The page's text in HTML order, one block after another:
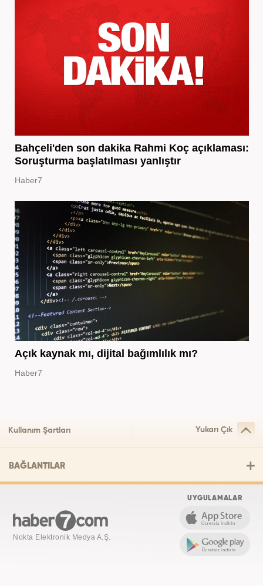
Bahçeli'den son dakika Rahmi Koç açıklaması:
Soruşturma başlatılması yanlıştır
Haber7
Açık kaynak mı, dijital bağımlılık mı?
Haber7
Kullanım Şartları Yukarı Çık
BAĞLANTILAR
Nokta Elektronik Medya A.Ş.
UYGULAMALAR